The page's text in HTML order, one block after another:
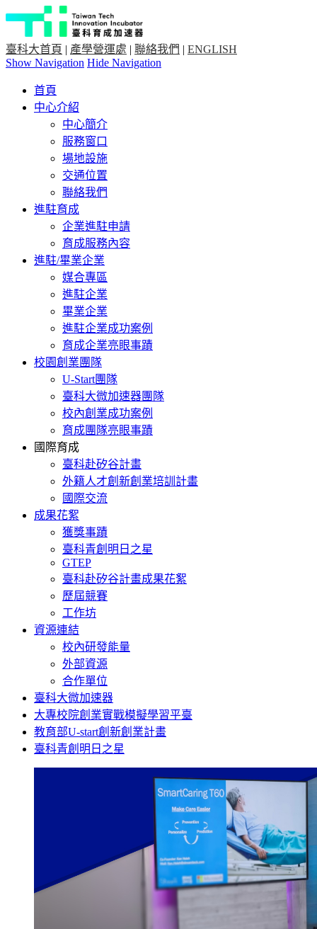
臺科大首頁 | 產學營運處 | 聯絡我們 | ENGLISH
Show Navigation Hide Navigation
首頁
中心介紹
中心簡介
服務窗口
場地設施
交通位置
聯絡我們
進駐育成
企業進駐申請
育成服務內容
進駐/畢業企業
媒合專區
進駐企業
畢業企業
進駐企業成功案例
育成企業亮眼事蹟
校園創業團隊
U-Start團隊
臺科大微加速器團隊
校內創業成功案例
育成團隊亮眼事蹟
國際育成
臺科赴矽谷計畫
外籍人才創新創業培訓計畫
國際交流
成果花絮
獲獎事蹟
臺科青創明日之星
GTEP
臺科赴矽谷計畫成果花絮
歷屆競賽
工作坊
資源連結
校內研發能量
外部資源
合作單位
臺科大微加速器
大專校院創業實戰模擬學習平臺
教育部U-start創新創業計畫
臺科青創明日之星